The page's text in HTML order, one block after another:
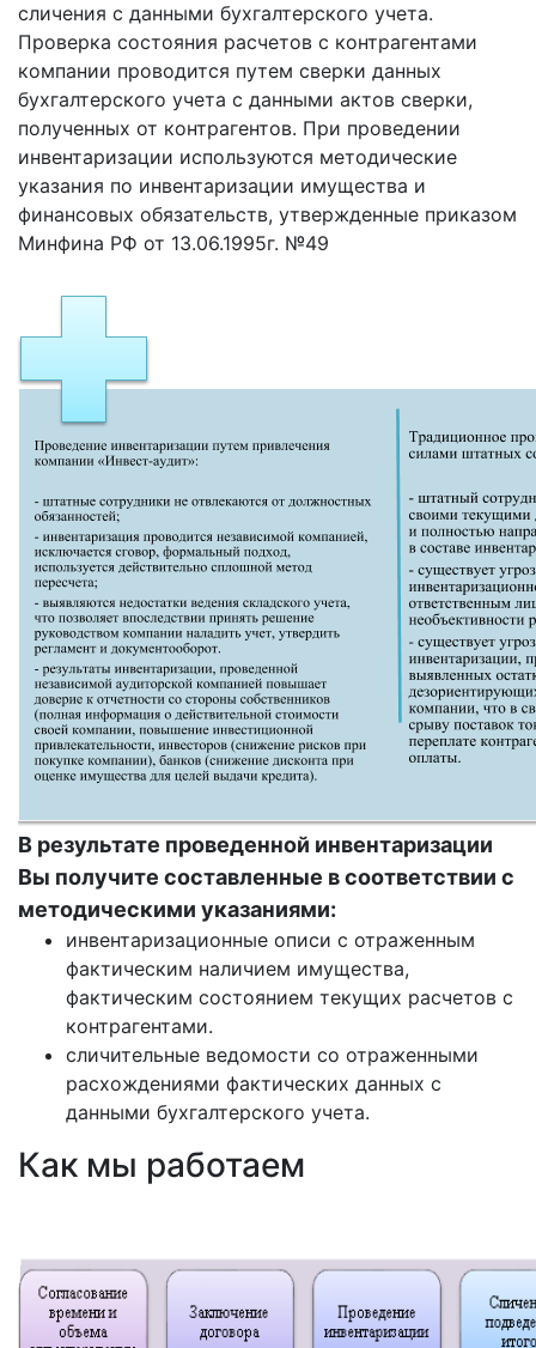
сличения с данными бухгалтерского учета.
Проверка состояния расчетов с контрагентами
компании проводится путем сверки данных
бухгалтерского учета с данными актов сверки,
полученных от контрагентов. При проведении
инвентаризации используются методические
указания по инвентаризации имущества и
финансовых обязательств, утвержденные приказом
Минфина РФ от 13.06.1995г. №49
В результате проведенной инвентаризации
Вы получите составленные в соответствии с
методическими указаниями:
инвентаризационные описи с отраженным
фактическим наличием имущества,
фактическим состоянием текущих расчетов с
контрагентами.
сличительные ведомости со отраженными
расхождениями фактических данных с
данными бухгалтерского учета.
Как мы работаем